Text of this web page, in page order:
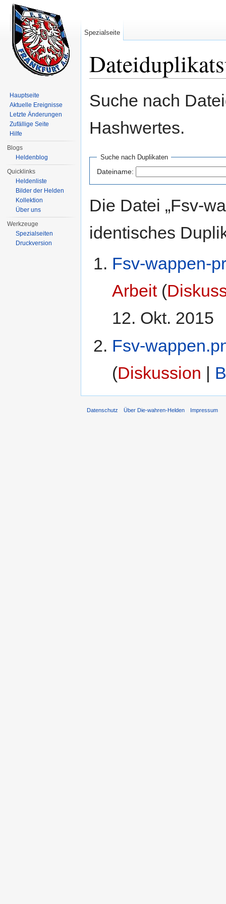
Suche nach
Hashwertes.
Suche nach Duplikaten
Dateiname:
Die Datei „Fsv-
identisches
Fsv-wappen-
Arbeit (
12. Okt. 2015
Fsv-
(Diskussion |
Spezialseite
Hauptseite
Aktuelle Ereignisse
Letzte Änderungen
Zufällige Seite
Hilfe
Blogs
Heldenblog
Quicklinks
Heldenliste
Bilder der Helden
Kollektion
Über uns
Werkzeuge
Spezialseiten
Druckversion
Datenschutz Über Die-wahren-Helden Impressum